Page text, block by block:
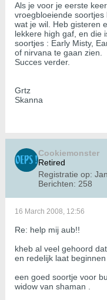
Als je voor je eerste
vroegbloeiende
wat je wil. Heb gisteren
lekkere high gaf, en die
soortjes : Early Misty,
of nirvana te gaan zien.
Succes verder.
Grtz
Skanna
Cookiemonster
Retired
Registratie op:
Berichten: 258
16 March 2008, 12:56
Re: help mij aub!!
kheb al veel gehoord
en redelijk laat beginnen
een goed soortje voor
widow van shaman .